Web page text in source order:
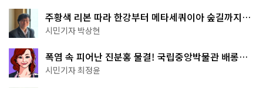
주황색 리본 따라 한강부터 메타세쿼이아 숲길까지…
서울둘레길 15코스
시민기자 박상현
폭염 속 피어난 진분홍 물결! 국립중앙박물관 배롱나
무 명소
시민기자 최정윤